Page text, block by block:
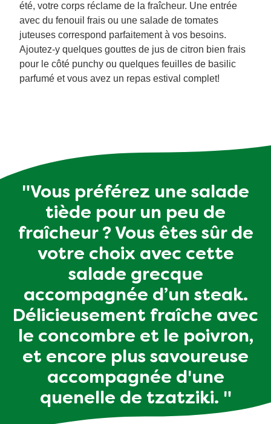
été, votre corps réclame de la fraîcheur. Une entrée
avec du fenouil frais ou une salade de tomates
juteuses correspond parfaitement à vos besoins.
Ajoutez-y quelques gouttes de jus de citron bien frais
pour le côté punchy ou quelques feuilles de basilic
parfumé et vous avez un repas estival complet!
"Vous préférez une salade
tiède pour un peu de
fraîcheur ? Vous êtes sûr de
votre choix avec cette
salade grecque
accompagnée d’un steak.
Délicieusement fraîche avec
le concombre et le poivron,
et encore plus savoureuse
accompagnée d'une
quenelle de tzatziki. "